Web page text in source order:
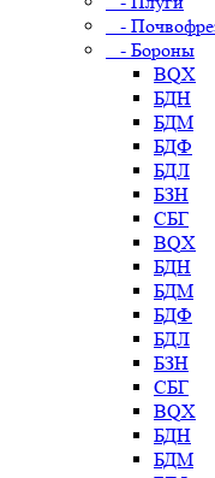
-
- Бороны
BQX
БДН
БДМ
БДФ
БДЛ
БЗН
СБГ
BQX
БДН
БДМ
БДФ
БДЛ
БЗН
СБГ
BQX
БДН
БДМ